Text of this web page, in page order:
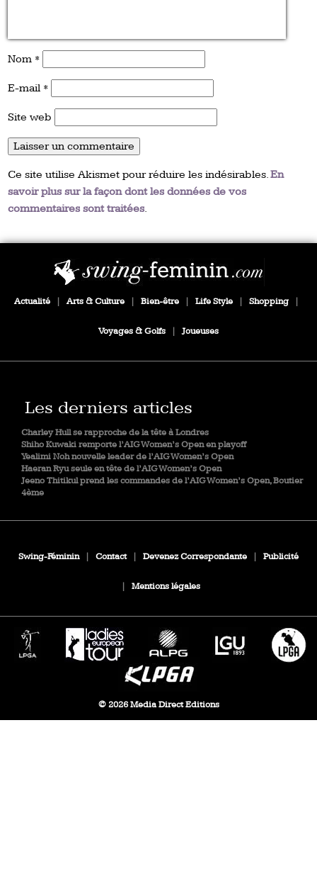
Nom *
E-mail *
Site web
Ce site utilise Akismet pour réduire les indésirables.En
savoir plus sur la façon dont les données de vos
commentaires sont traitées.
Actualité Arts & Culture Bien-être Life Style Shopping
Voyages & Golfs Joueuses
Les derniers articles
Charley Hull se rapproche de la tête à Londres
Shiho Kuwaki remporte l’AIG Women’s Open en playoff
Yealimi Noh nouvelle leader de l’AIG Women’s Open
Haeran Ryu seule en tête de l’AIG Women’s Open
Jeeno Thitikul prend les commandes de l’AIG Women’s Open, Boutier
4ème
Swing-Féminin Contact Devenez Correspondante Publicité
Mentions légales
© 2026 Media Direct Editions